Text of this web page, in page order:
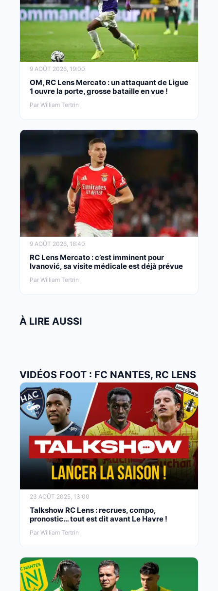
9 AOÛT 2026, 19:00
OM, RC Lens Mercato : un attaquant de Ligue
1 ouvre la porte, grosse bataille en vue !
Par William Tertrin
9 AOÛT 2026, 18:40
RC Lens Mercato : c’est imminent pour
Ivanović, sa visite médicale est déjà prévue
Par William Tertrin
À LIRE AUSSI
VIDÉOS FOOT : FC NANTES, RC LENS
23 AOÛT 2025, 13:00
Talkshow RC Lens : recrues, compo,
pronostic… tout est dit avant Le Havre !
Par William Tertrin